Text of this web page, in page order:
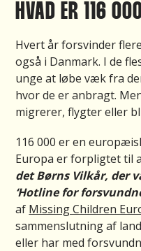
HVAD ER 116
Hvert år forsvinder
også i Danmark. I de
unge at løbe væk fra
hvor de er anbragt.
migrerer, flygter eller
116 000 er en
Europa er forpligtet til
det Børns Vilkår, der
‘Hotline for
af Missing Children
sammenslutning af
eller har med